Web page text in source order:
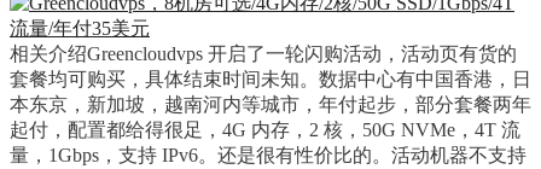
相关介绍Greencloudvps 开启了一轮闪购活动，活动页有货的
套餐均可购买，具体结束时间未知。数据中心有中国香港，日
本东京，新加坡，越南河内等城市，年付起步，部分套餐两年
起付，配置都给得很足，4G 内存，2 核，50G NVMe，4T 流
量，1Gbps，支持 IPv6。还是很有性价比的。活动机器不支持